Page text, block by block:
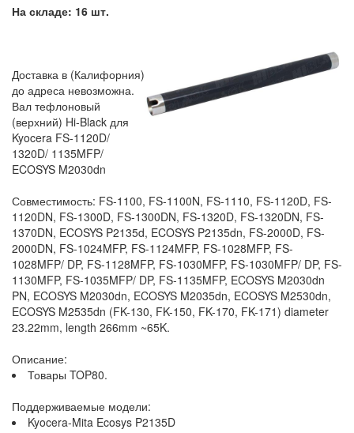
На складе: 16 шт.
Доставка в (Калифорния)
до адреса невозможна.
Вал тефлоновый
(верхний) Hi-Black для
Kyocera FS-1120D/
1320D/ 1135MFP/
ECOSYS M2030dn
Совместимость: FS-1100, FS-1100N, FS-1110, FS-1120D, FS-
1120DN, FS-1300D, FS-1300DN, FS-1320D, FS-1320DN, FS-
1370DN, ECOSYS P2135d, ECOSYS P2135dn, FS-2000D, FS-
2000DN, FS-1024MFP, FS-1124MFP, FS-1028MFP, FS-
1028MFP/ DP, FS-1128MFP, FS-1030MFP, FS-1030MFP/ DP, FS-
1130MFP, FS-1035MFP/ DP, FS-1135MFP, ECOSYS M2030dn
PN, ECOSYS M2030dn, ECOSYS M2035dn, ECOSYS M2530dn,
ECOSYS M2535dn (FK-130, FK-150, FK-170, FK-171) diameter
23.22mm, length 266mm ~65K.
Описание:
Товары TOP80.
Поддерживаемые модели:
Kyocera-Mita Ecosys P2135D